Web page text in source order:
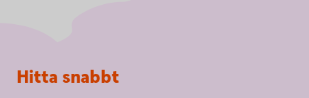
Sidfot
Hitta snabbt